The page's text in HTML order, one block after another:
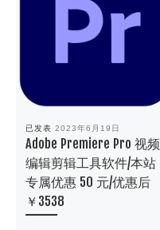
已发表 2023年6月19日
Adobe Premiere Pro 视频
编辑剪辑工具软件/本站
专属优惠 50 元/优惠后
￥3538